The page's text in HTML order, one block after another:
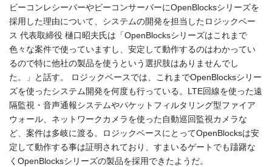
ビーコンレシーバーやビーコンサーバーにOpenBlocksシリーズを
採用した理由について、システムの開発を担当したロジックベー
ス 代表取締役 樋口昭夫氏は「OpenBlocksシリーズはこれまで
色々な案件で使っていますし、安定して動作するのはわかってい
るので特に他社の製品を使うという選択肢はありませんでし
た。」と話す。 ロジックベースでは、これまでOpenBlocksシリー
ズを使ったシステム開発を何度も行っている。LTE回線を使った遠
隔監視・音声通報システムやパケットフィルタリング型ファイア
ウォール、ネットワークカメラを使った自動巡回監視カメラな
ど、案件は多岐に渡る。ロジックベースにとってOpenBlocksは安
定して動作する事は証明されており、すまいるゲートでも躊躇な
くOpenBlocksシリーズの製品を採用できたようだ。